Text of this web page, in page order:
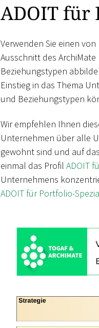
ADOIT für
Verwenden Sie einen
Ausschnitt des
Beziehungstypen
Einstieg in das Thema
und Beziehungstypen
Wir empfehlen Ihnen
Unternehmen über alle
gewohnt sind und auf
einmal das Profil ADOIT
Unternehmens
ADOIT für Portfolio-